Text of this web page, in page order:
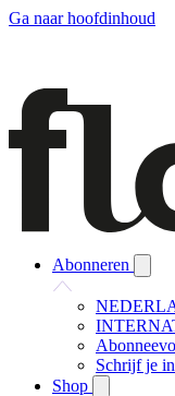
Ga naar hoofdinhoud
Abonneren
Schrijf je
Shop